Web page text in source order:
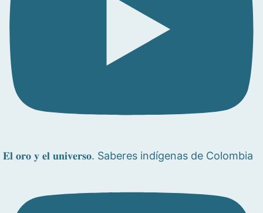
𝐄𝐥 𝐨𝐫𝐨 𝐲 𝐞𝐥 𝐮𝐧𝐢𝐯𝐞𝐫𝐬𝐨. Saberes indígenas de Colombia